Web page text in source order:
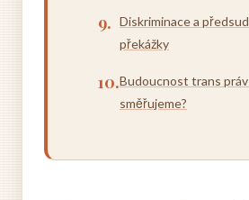
Diskriminace a
překážky
Budoucnost trans
směřujeme?